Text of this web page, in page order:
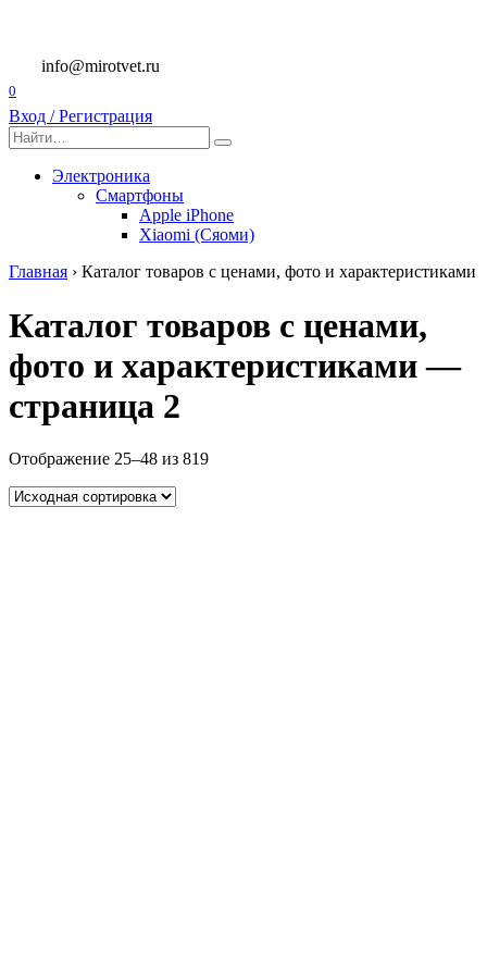
содержанию
info@mirotvet.ru
0
Вход / Регистрация
Search
for:
Электроника
Смартфоны
Apple iPhone
Xiaomi (Сяоми)
Главная › Каталог товаров с ценами, фото и характеристиками
Каталог товаров с ценами,
фото и характеристиками —
страница 2
Отображение 25–48 из 819